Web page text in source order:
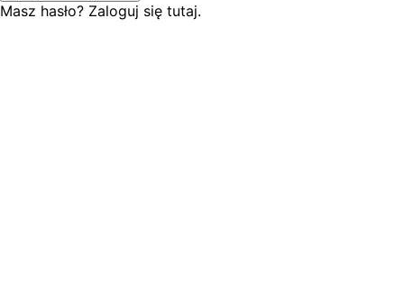
Masz hasło? Zaloguj się tutaj.